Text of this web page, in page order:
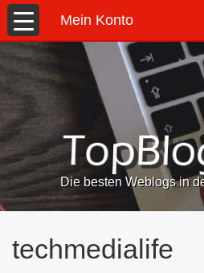
Mein Konto
Die besten Weblogs in
techmedialife